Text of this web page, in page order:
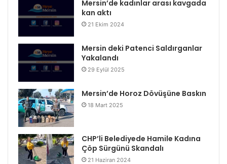
Mersin’de kadınlar arası kavgada
kan aktı
21 Ekim 2024
Mersin deki Patenci Saldırganlar
Yakalandı
29 Eylül 2025
Mersin’de Horoz Dövüşüne Baskın
18 Mart 2025
CHP’li Belediyede Hamile Kadına
Çöp Sürgünü Skandalı
21 Haziran 2024